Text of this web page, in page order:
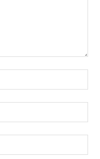
:*
:*
: